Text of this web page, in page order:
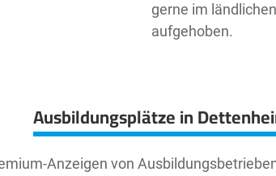
gerne im
aufgehoben.
Ausbildungsplätze in
Anzeigen von